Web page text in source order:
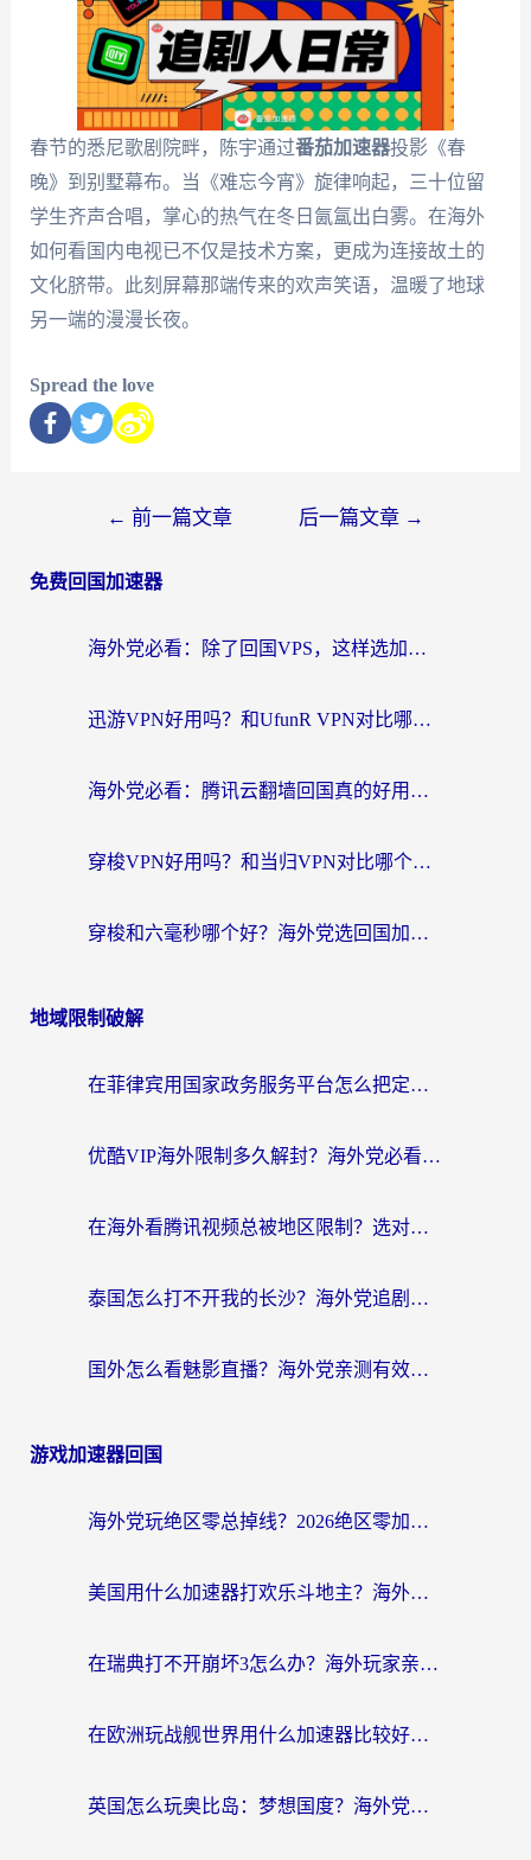
春节的悉尼歌剧院畔，陈宇通过番茄加速器投影《春
晚》到别墅幕布。当《难忘今宵》旋律响起，三十位留
学生齐声合唱，掌心的热气在冬日氤氲出白雾。在海外
如何看国内电视已不仅是技术方案，更成为连接故土的
文化脐带。此刻屏幕那端传来的欢声笑语，温暖了地球
另一端的漫漫长夜。
Spread the love
← 前一篇文章 后一篇文章 →
免费回国加速器
海外党必看：除了回国VPS，这样选加速器也能无缝刷国内资源？
迅游VPN好用吗？和UfunR VPN对比哪个回国效果更好？海外党亲测避坑指南
海外党必看：腾讯云翻墙回国真的好用吗？+ 3步选对回国加速器指南
穿梭VPN好用吗？和当归VPN对比哪个回国效果更好？海外党亲测实用指南
穿梭和六毫秒哪个好？海外党选回国加速器的避坑指南，附番茄加速器实测
地域限制破解
在菲律宾用国家政务服务平台怎么把定位修改到中国国内？3步解决+海外看剧听歌全攻略
优酷VIP海外限制多久解封？海外党必看的跨区难题一站式解决指南
在海外看腾讯视频总被地区限制？选对回国加速器，还能解决泰国政务网和蜻蜓FM卡顿问题
泰国怎么打不开我的长沙？海外党追剧看片的破局指南
国外怎么看魅影直播？海外党亲测有效的回国加速指南（附听歌、看央视VIP技巧）
游戏加速器回国
海外党玩绝区零总掉线？2026绝区零加速器推荐+跨平台国服游戏加速攻略
美国用什么加速器打欢乐斗地主？海外党亲测有效的国服游戏加速指南
在瑞典打不开崩坏3怎么办？海外玩家亲测有效的国服游戏加速指南
在欧洲玩战舰世界用什么加速器比较好用？老玩家亲测有效的低延迟方案
英国怎么玩奥比岛：梦想国度？海外党不卡攻略+加速器选择秘籍